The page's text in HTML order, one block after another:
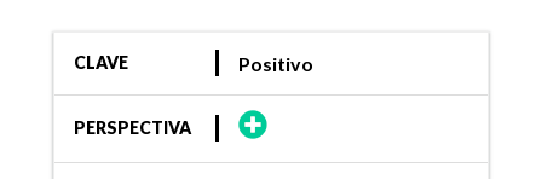
CLAVE Positivo
PERSPECTIVA